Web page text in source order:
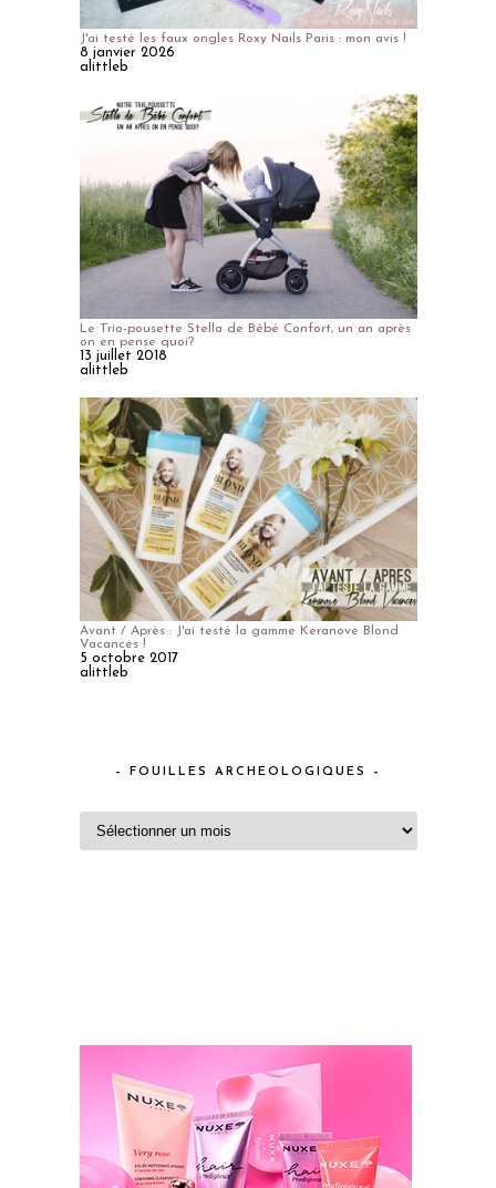
J'ai testé les faux ongles Roxy Nails Paris : mon avis !
8 janvier 2026
alittleb
Le Trio-pousette Stella de Bébé Confort, un an après
on en pense quoi?
13 juillet 2018
alittleb
Avant / Après : J'ai testé la gamme Keranove Blond
Vacances !
5 octobre 2017
alittleb
– FOUILLES ARCHEOLOGIQUES –